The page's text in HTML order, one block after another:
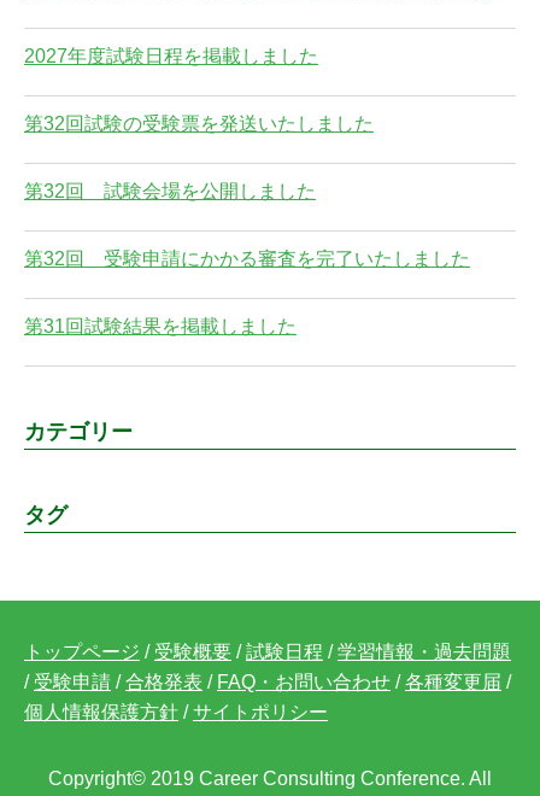
2027年度試験日程を掲載しました
第32回試験の受験票を発送いたしました
第32回 試験会場を公開しました
第32回 受験申請にかかる審査を完了いたしました
第31回試験結果を掲載しました
カテゴリー
タグ
トップページ / 受験概要 /試験日程 /学習情報・過去問題
/ 受験申請 /合格発表 / FAQ・お問い合わせ /各種変更届 /
個人情報保護方針 /サイトポリシー
Copyright© 2019 Career Consulting Conference. All